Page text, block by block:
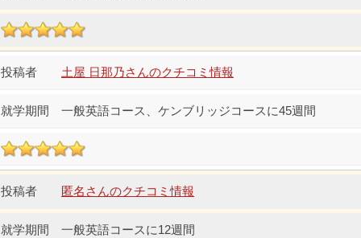
土屋 日那乃さんのクチコミ情報
一般英語コース、ケンブリッジコースに45週間
匿名さんのクチコミ情報
一般英語コースに12週間